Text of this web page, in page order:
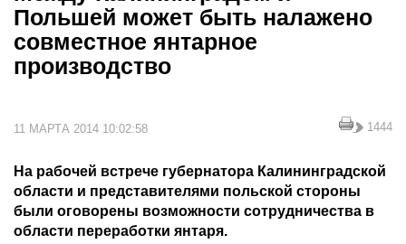
Польшей может быть налажено
совместное янтарное
производство
11 МАРТА 2014 10:02:58 1444
На рабочей встрече губернатора Калининградской
области и представителями польской стороны
были оговорены возможности сотрудничества в
области переработки янтаря.